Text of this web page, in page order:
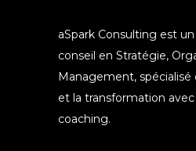
aSpark Consulting est
conseil en Stratégie,
Management, spécialisé
et la transformation
coaching.